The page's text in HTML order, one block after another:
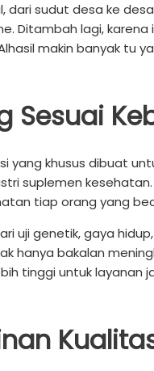
sudut desa ke desa
Ditambah lagi, karena
makin banyak tu
Sesuai
yang khusus dibuat
suplemen
tiap orang yang
uji genetik, gaya
hanya bakalan
tinggi untuk layanan